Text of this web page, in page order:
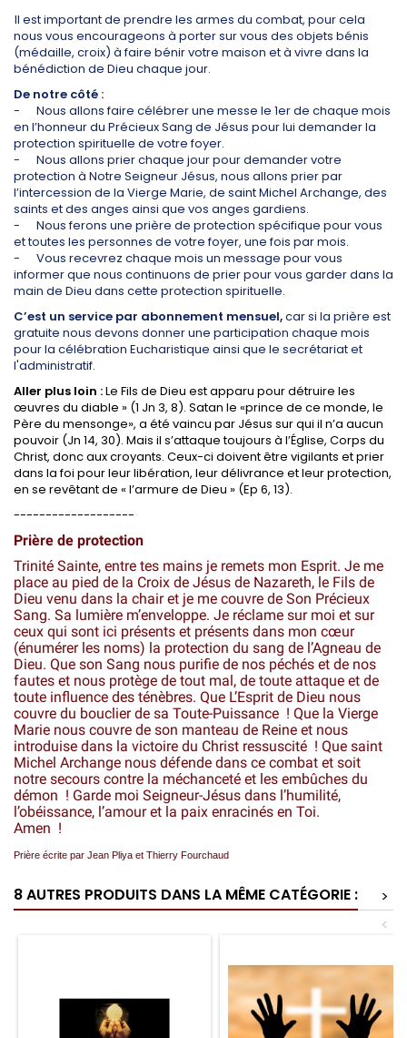
Il est important de prendre les armes du combat, pour cela
nous vous encourageons à porter sur vous des objets bénis
(médaille, croix) à faire bénir votre maison et à vivre dans la
bénédiction de Dieu chaque jour.
De notre côté :
-
Nous allons faire célébrer une messe le 1er de chaque mois
en l’honneur du Précieux Sang de Jésus pour lui demander la
protection spirituelle de votre foyer.
-
Nous allons prier chaque jour pour demander votre
protection à Notre Seigneur Jésus, nous allons prier par
l’intercession de la Vierge Marie, de saint Michel Archange, des
saints et des anges ainsi que vos anges gardiens.
-
Nous ferons une prière de protection spécifique pour vous
et toutes les personnes de votre foyer, une fois par mois.
-
Vous recevrez chaque mois un message pour vous
informer que nous continuons de prier pour vous garder dans la
main de Dieu dans cette protection spirituelle.
C’est un service par abonnement mensuel,car si la prière est
gratuite nous devons donner une participation chaque mois
pour la célébration Eucharistique ainsi que le secrétariat et
l'administratif.
Aller plus loin :Le Fils de Dieu est apparu pour détruire les
œuvres du diable » (1 Jn 3, 8). Satan le «prince de ce monde, le
Père du mensonge», a été vaincu par Jésus sur qui il n’a aucun
pouvoir (Jn 14, 30). Mais il s’attaque toujours à l’Église, Corps du
Christ, donc aux croyants. Ceux-ci doivent être vigilants et prier
dans la foi pour leur libération, leur délivrance et leur protection,
en se revêtant de « l’armure de Dieu » (Ep 6, 13).
-------------------
Prière de protection
Trinité Sainte, entre tes mains je remets mon Esprit. Je me
place au pied de la Croix de Jésus de Nazareth, le Fils de
Dieu venu dans la chair et je me couvre de Son Précieux
Sang. Sa lumière m’enveloppe. Je réclame sur moi et sur
ceux qui sont ici présents et présents dans mon cœur
(énumérer les noms) la protection du sang de l’Agneau de
Dieu. Que son Sang nous purifie de nos péchés et de nos
fautes et nous protège de tout mal, de toute attaque et de
toute influence des ténèbres. Que L’Esprit de Dieu nous
couvre du bouclier de sa Toute-Puissance ! Que la Vierge
Marie nous couvre de son manteau de Reine et nous
introduise dans la victoire du Christ ressuscité ! Que saint
Michel Archange nous défende dans ce combat et soit
notre secours contre la méchanceté et les embûches du
démon ! Garde moi Seigneur-Jésus dans l’humilité,
l’obéissance, l’amour et la paix enracinés en Toi.
Amen !
Prière écrite par Jean Pliya et Thierry Fourchaud
8 AUTRES PRODUITS DANS LA MÊME CATÉGORIE :
>
<